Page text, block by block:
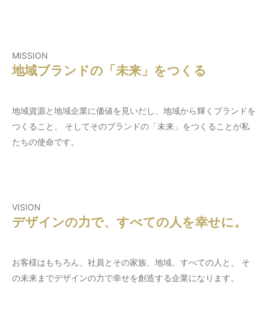
MISSION
地域ブランドの「未来」をつくる
地域資源と地域企業に価値を見いだし、地域から輝くブランドを
つくること、
そしてそのブランドの「未来」をつくることが私
たちの使命です。
VISION
デザインの力で、すべての人を幸せに。
お客様はもちろん、社員とその家族、地域、すべての人と、
そ
の未来までデザインの力で幸せを創造する企業になります。